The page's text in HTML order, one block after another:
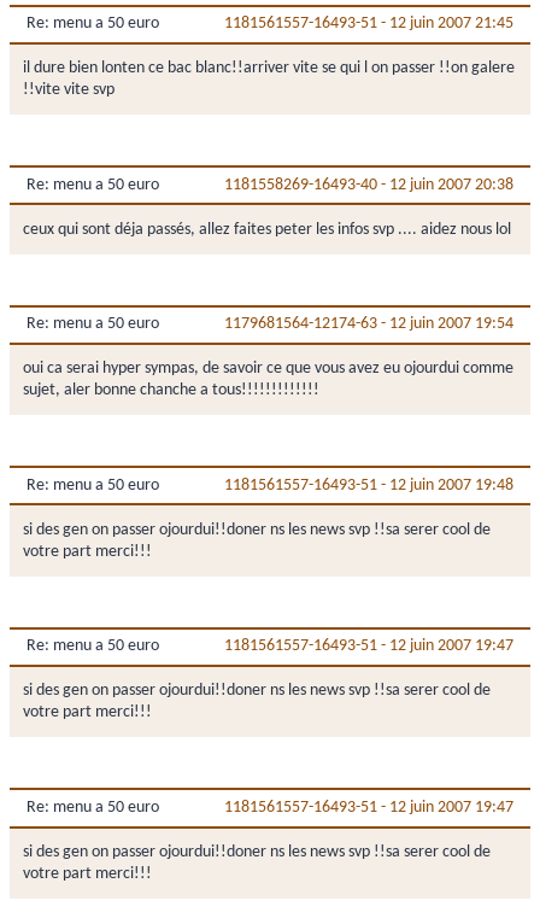
Re: menu a 50 euro 1181561557-16493-51 - 12 juin 2007 21:45
il dure bien lonten ce bac blanc!!arriver vite se qui l on passer !!on galere
!!vite vite svp
Re: menu a 50 euro 1181558269-16493-40 - 12 juin 2007 20:38
ceux qui sont déja passés, allez faites peter les infos svp .... aidez nous lol
Re: menu a 50 euro 1179681564-12174-63 - 12 juin 2007 19:54
oui ca serai hyper sympas, de savoir ce que vous avez eu ojourdui comme
sujet, aler bonne chanche a tous!!!!!!!!!!!!!
Re: menu a 50 euro 1181561557-16493-51 - 12 juin 2007 19:48
si des gen on passer ojourdui!!doner ns les news svp !!sa serer cool de
votre part merci!!!
Re: menu a 50 euro 1181561557-16493-51 - 12 juin 2007 19:47
si des gen on passer ojourdui!!doner ns les news svp !!sa serer cool de
votre part merci!!!
Re: menu a 50 euro 1181561557-16493-51 - 12 juin 2007 19:47
si des gen on passer ojourdui!!doner ns les news svp !!sa serer cool de
votre part merci!!!